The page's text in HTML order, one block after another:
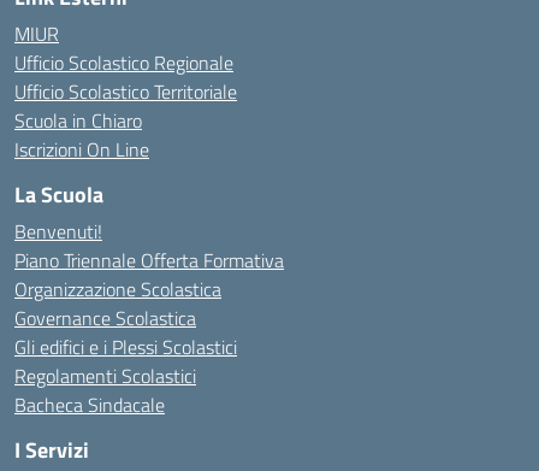
MIUR
Ufficio Scolastico Regionale
Ufficio Scolastico Territoriale
Scuola in Chiaro
Iscrizioni On Line
La Scuola
Benvenuti!
Piano Triennale Offerta Formativa
Organizzazione Scolastica
Governance Scolastica
Gli edifici e i Plessi Scolastici
Regolamenti Scolastici
Bacheca Sindacale
I Servizi